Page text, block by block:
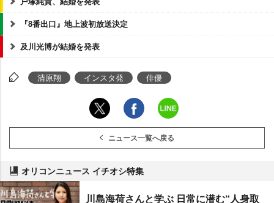
『8番出口』地上波初放送決定
及川光博が結婚を発表
清原翔 インスタ発 俳優
ニュース一覧へ戻る
オリコンニュース イチオシ特集
川島海荷さんと学ぶ 日常に潜む“人身取